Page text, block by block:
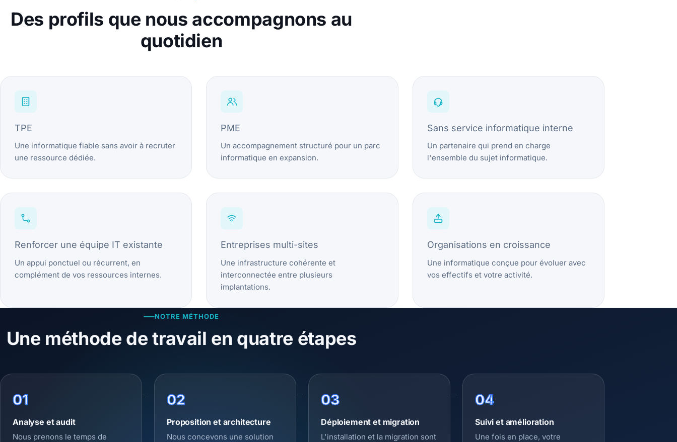
Des profils que nous accompagnons au
quotidien
TPE
Une informatique fiable sans avoir à recruter
une ressource dédiée.
PME
Un accompagnement structuré pour un parc
informatique en expansion.
Sans service informatique interne
Un partenaire qui prend en charge
l'ensemble du sujet informatique.
Renforcer une équipe IT existante
Un appui ponctuel ou récurrent, en
complément de vos ressources internes.
Entreprises multi-sites
Une infrastructure cohérente et
interconnectée entre plusieurs
implantations.
Organisations en croissance
Une informatique conçue pour évoluer avec
vos effectifs et votre activité.
NOTRE MÉTHODE
Une méthode de travail en quatre étapes
01
Analyse et audit
Nous prenons le temps de
02
Proposition et architecture
Nous concevons une solution
03
Déploiement et migration
L'installation et la migration sont
04
Suivi et amélioration
Une fois en place, votre